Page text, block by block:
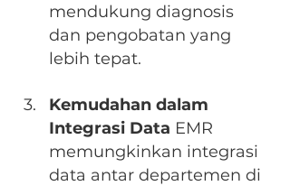
mendukung diagnosis
dan pengobatan yang
lebih tepat.
Kemudahan dalam
Integrasi Data EMR
memungkinkan integrasi
data antar departemen di